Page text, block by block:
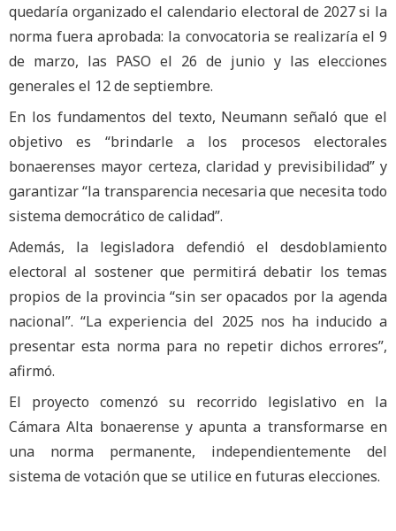
quedaría organizado el calendario electoral de 2027 si la
norma fuera aprobada: la convocatoria se realizaría el 9
de marzo, las PASO el 26 de junio y las elecciones
generales el 12 de septiembre.
En los fundamentos del texto, Neumann señaló que el
objetivo es “brindarle a los procesos electorales
bonaerenses mayor certeza, claridad y previsibilidad” y
garantizar “la transparencia necesaria que necesita todo
sistema democrático de calidad”.
Además, la legisladora defendió el desdoblamiento
electoral al sostener que permitirá debatir los temas
propios de la provincia “sin ser opacados por la agenda
nacional”. “La experiencia del 2025 nos ha inducido a
presentar esta norma para no repetir dichos errores”,
afirmó.
El proyecto comenzó su recorrido legislativo en la
Cámara Alta bonaerense y apunta a transformarse en
una norma permanente, independientemente del
sistema de votación que se utilice en futuras elecciones.